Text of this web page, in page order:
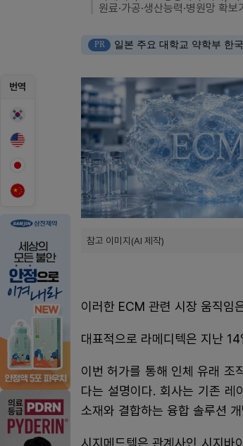
번역
원료·가공·생산능력·병원망 확
PR 일본 주요 대학교 약학부 한
참고 이미지(AI 제작)
이러한 ECM 관련 시장 움직임
대표적으로 라메디텍은 지난
이번 허가를 통해 인체 유래 조
다는 설명이다. 회사는 기존 레
소재와 결합하는 융합 솔루션
시지메드텍은 관계사인 시지바